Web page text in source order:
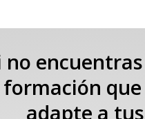
no
formación que
adapte a tus